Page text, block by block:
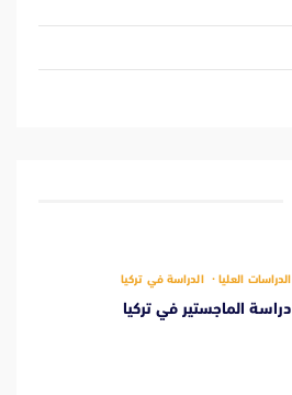
الدراسات العليا الدراسة في تركيا
دراسة الماجستير في تركيا